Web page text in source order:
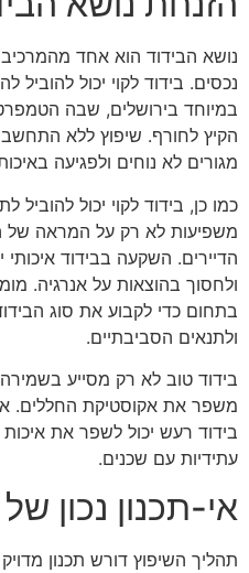
נושא הבידוד הוא אחד
נכסים. בידוד לקוי יכול להוביל
במיוחד בירושלים, שבה
הקיץ לחורף. שיפוץ ללא
מגורים לא נוחים ולפגיעה
כמו כן, בידוד לקוי יכול
משפיעות לא רק על המראה של
הדיירים. השקעה בבידוד
ולחסוך בהוצאות על אנרגיה.
בתחום כדי לקבוע את סוג
ולתנאים הסביבתיים.
בידוד טוב לא רק מסייע
משפר את אקוסטיקת החללים.
בידוד רעש יכול לשפר את איכות
עתידיות עם שכנים.
אי-תכנון נכון
תהליך השיפוץ דורש תכנון